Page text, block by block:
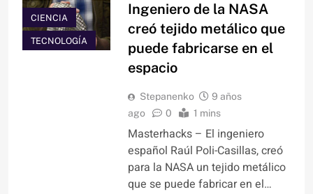
CIENCIA
TECNOLOGÍA
Ingeniero de la NASA
creó tejido metálico que
puede fabricarse en el
espacio
Stepanenko
9 años
ago
0 1 mins
Masterhacks – El ingeniero
español Raúl Poli-Casillas, creó
para la NASA un tejido metálico
que se puede fabricar en el…